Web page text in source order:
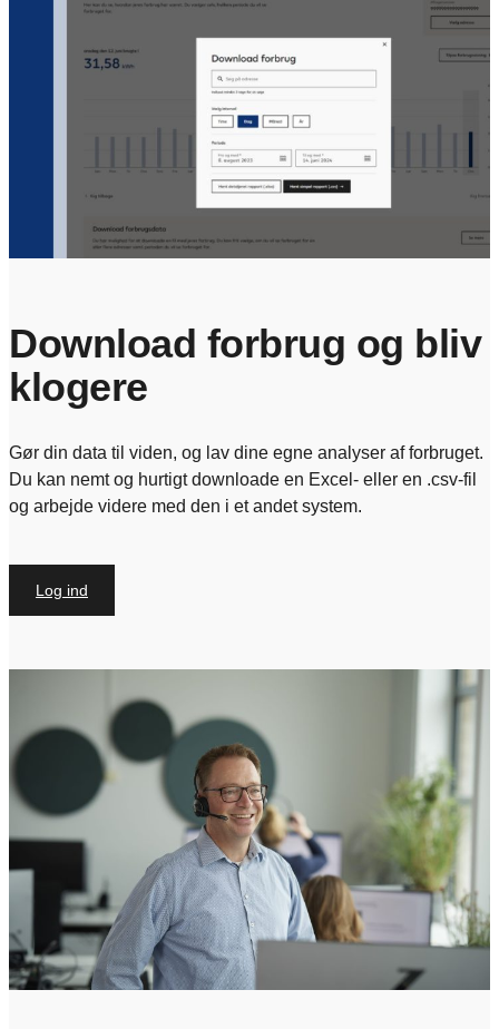
Download forbrug og bliv
klogere
Gør din data til viden, og lav dine egne analyser af forbruget.
Du kan nemt og hurtigt downloade en Excel- eller en .csv-fil
og arbejde videre med den i et andet system.
Log ind